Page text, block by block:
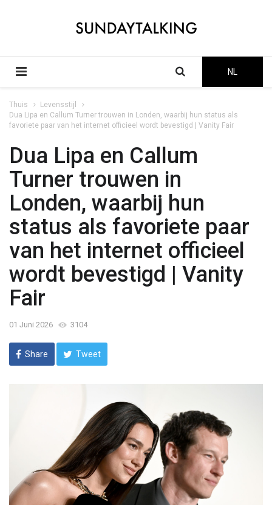
NL
Thuis
Levensstijl
Dua Lipa en Callum Turner trouwen in Londen, waarbij hun status als
favoriete paar van het internet officieel wordt bevestigd | Vanity Fair
Dua Lipa en Callum
Turner trouwen in
Londen, waarbij hun
status als favoriete paar
van het internet officieel
wordt bevestigd | Vanity
Fair
01 Juni 2026 3104
Share Tweet